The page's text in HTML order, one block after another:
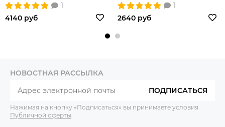
1
4140 руб
1
2640 руб
НОВОСТНАЯ РАССЫЛКА
ПОДПИСАТЬСЯ
Нажимая на кнопку «Подписаться» вы принимаете условия
Публичной оферты